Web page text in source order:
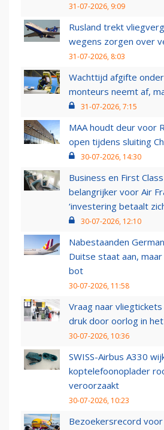
31-07-2026, 9:09
Rusland trekt
wegens zorgen over
31-07-2026, 8:03
Wachttijd afgifte
monteurs neemt af,
31-07-2026, 7:15
MAA houdt deur voor
open tijdens sluiting
30-07-2026, 14:30
Business en First
belangrijker voor Air
‘investering betaalt
30-07-2026, 12:10
Nabestaanden
Duitse staat aan,
bot
30-07-2026, 11:58
Vraag naar
druk door oorlog in
30-07-2026, 10:36
SWISS-Airbus A330
koptelefoonoplader
veroorzaakt
30-07-2026, 10:23
Bezoekersrecord